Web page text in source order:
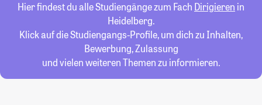
Hier findest du alle Studiengänge zum Fach Dirigieren in
Heidelberg.
Klick auf die Studiengangs-Profile, um dich zu Inhalten,
Bewerbung, Zulassung
und vielen weiteren Themen zu informieren.